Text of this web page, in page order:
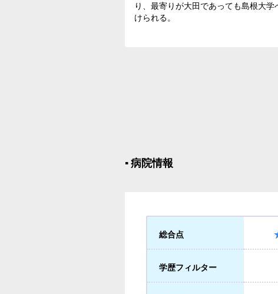
り、最寄りが大田であっても島根大
けられる。
▪︎ 病院情報
総合点
学歴フィルター